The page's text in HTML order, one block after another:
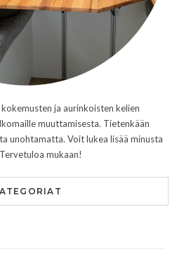
ja aurinkoisten kelien
muuttamisesta. Tietenkään
unohtamatta. Voit lukea lisää minusta
mukaan!